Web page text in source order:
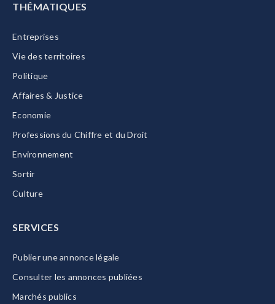
THÉMATIQUES
Entreprises
Vie des territoires
Politique
Affaires & Justice
Economie
Professions du Chiffre et du Droit
Environnement
Sortir
Culture
SERVICES
Publier une annonce légale
Consulter les annonces publiées
Marchés publics